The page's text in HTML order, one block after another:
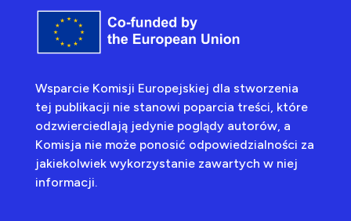
Wsparcie Komisji Europejskiej dla stworzenia
tej publikacji nie stanowi poparcia treści, które
odzwierciedlają jedynie poglądy autorów, a
Komisja nie może ponosić odpowiedzialności za
jakiekolwiek wykorzystanie zawartych w niej
informacji.